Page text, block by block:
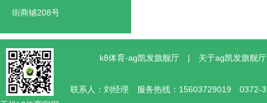
街商铺208号
k8体育-ag凯发旗舰厅 | 关于ag凯发旗舰厅
联系人：刘经理 服务热线：15603729019 0372-